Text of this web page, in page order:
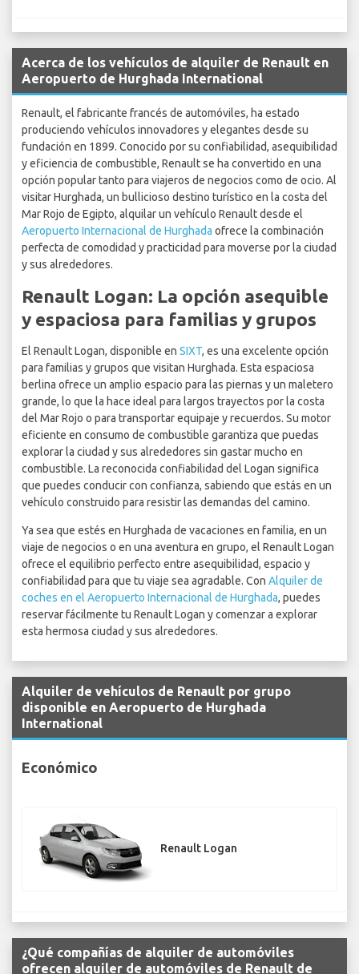
Acerca de los vehículos de alquiler de Renault en
Aeropuerto de Hurghada International
Renault, el fabricante francés de automóviles, ha estado
produciendo vehículos innovadores y elegantes desde su
fundación en 1899. Conocido por su confiabilidad, asequibilidad
y eficiencia de combustible, Renault se ha convertido en una
opción popular tanto para viajeros de negocios como de ocio. Al
visitar Hurghada, un bullicioso destino turístico en la costa del
Mar Rojo de Egipto, alquilar un vehículo Renault desde el
Aeropuerto Internacional de Hurghada ofrece la combinación
perfecta de comodidad y practicidad para moverse por la ciudad
y sus alrededores.
Renault Logan: La opción asequible
y espaciosa para familias y grupos
El Renault Logan, disponible en SIXT, es una excelente opción
para familias y grupos que visitan Hurghada. Esta espaciosa
berlina ofrece un amplio espacio para las piernas y un maletero
grande, lo que la hace ideal para largos trayectos por la costa
del Mar Rojo o para transportar equipaje y recuerdos. Su motor
eficiente en consumo de combustible garantiza que puedas
explorar la ciudad y sus alrededores sin gastar mucho en
combustible. La reconocida confiabilidad del Logan significa
que puedes conducir con confianza, sabiendo que estás en un
vehículo construido para resistir las demandas del camino.
Ya sea que estés en Hurghada de vacaciones en familia, en un
viaje de negocios o en una aventura en grupo, el Renault Logan
ofrece el equilibrio perfecto entre asequibilidad, espacio y
confiabilidad para que tu viaje sea agradable. Con Alquiler de
coches en el Aeropuerto Internacional de Hurghada, puedes
reservar fácilmente tu Renault Logan y comenzar a explorar
esta hermosa ciudad y sus alrededores.
Alquiler de vehículos de Renault por grupo
disponible en Aeropuerto de Hurghada
International
Económico
Renault Logan
¿Qué compañías de alquiler de automóviles
ofrecen alquiler de automóviles de Renault de